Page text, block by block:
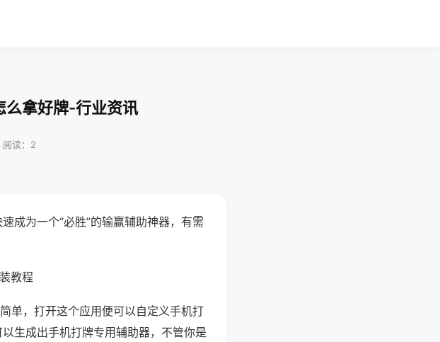
么拿好牌-行业资讯
读：2
成为一个“必胜”的输赢辅助神器，有需
教程
单，打开这个应用便可以自定义手机打
生成出手机打牌专用辅助器，不管你是